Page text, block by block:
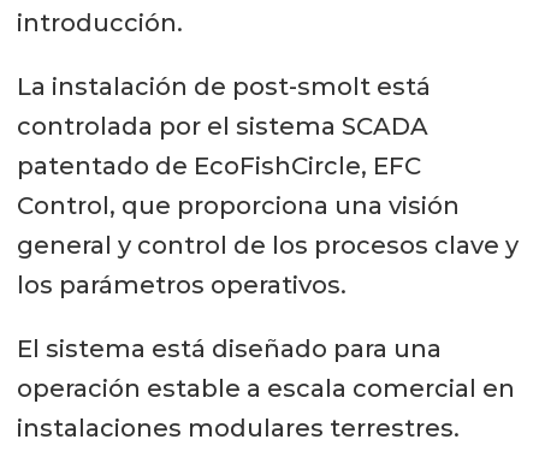
introducción.
La instalación de post-smolt está
controlada por el sistema SCADA
patentado de EcoFishCircle, EFC
Control, que proporciona una visión
general y control de los procesos clave y
los parámetros operativos.
El sistema está diseñado para una
operación estable a escala comercial en
instalaciones modulares terrestres.